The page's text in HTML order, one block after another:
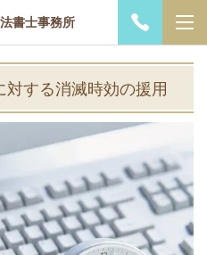
書士事務所
する消滅時効の援用